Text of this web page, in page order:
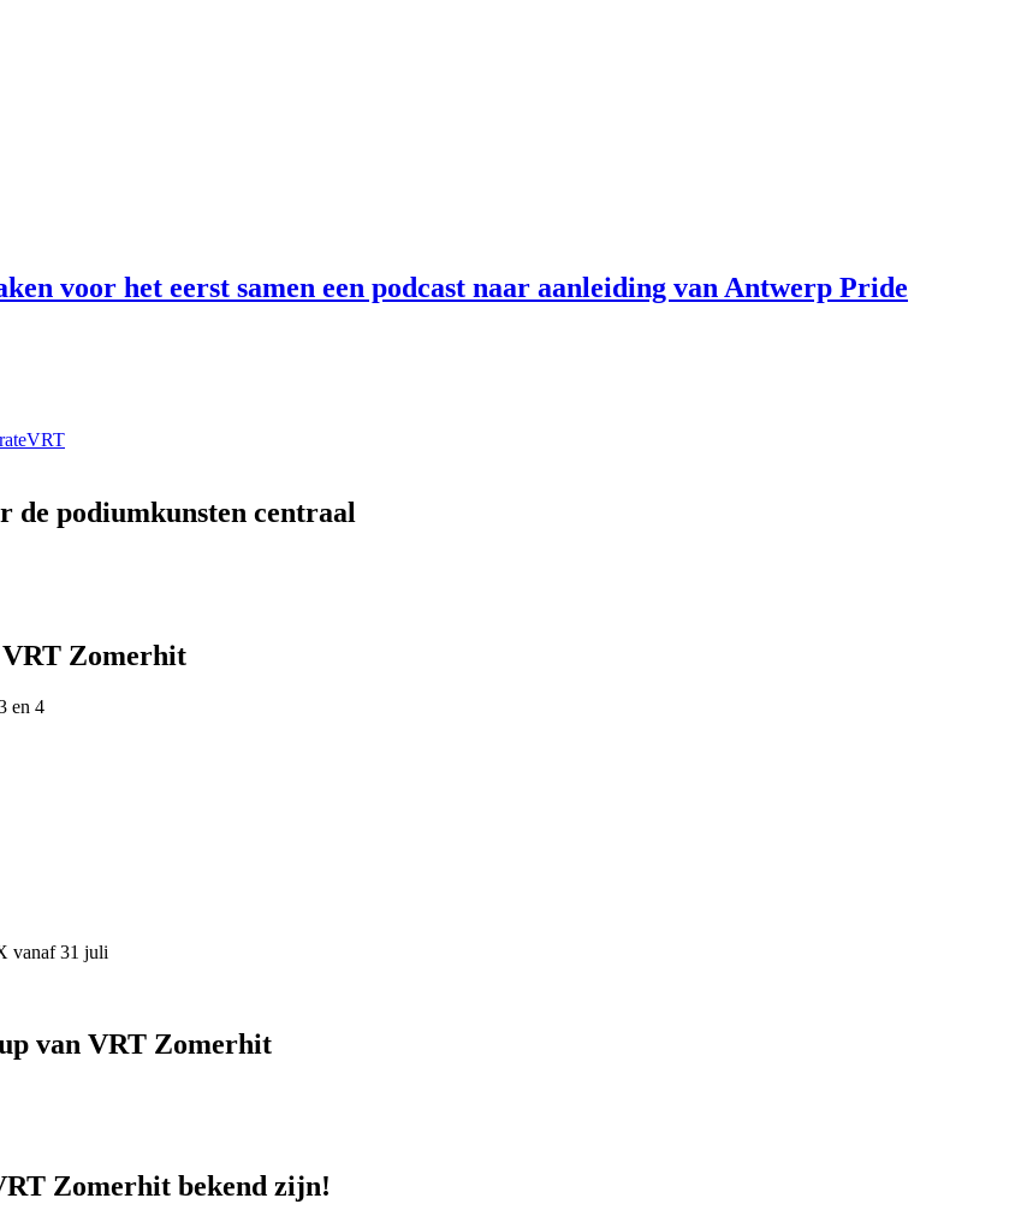
voor het eerst samen een podcast naar aanleiding van Antwerp Pride
VRT
de podiumkunsten centraal
Zomerhit
en 4
vanaf 31 juli
van VRT Zomerhit
Zomerhit bekend zijn!